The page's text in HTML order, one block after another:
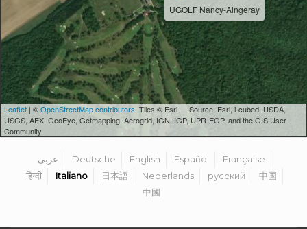
UGOLF Nancy-Aingeray
Leaflet | ©OpenStreetMap contributors , Tiles © Esri — Source: Esri, i-cubed, USDA,
USGS, AEX, GeoEye, Getmapping, Aerogrid, IGN, IGP, UPR-EGP, and the GIS User
Community
عربى Deutsche English Español
Française
हिन्दी
Italiano 日本語 Nederlands русский
中国
中國